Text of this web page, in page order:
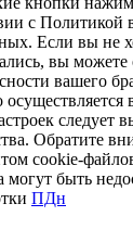
с
Если вы не
вы
вашего
следует
Обратите
cookie-
могут быть
ПДн